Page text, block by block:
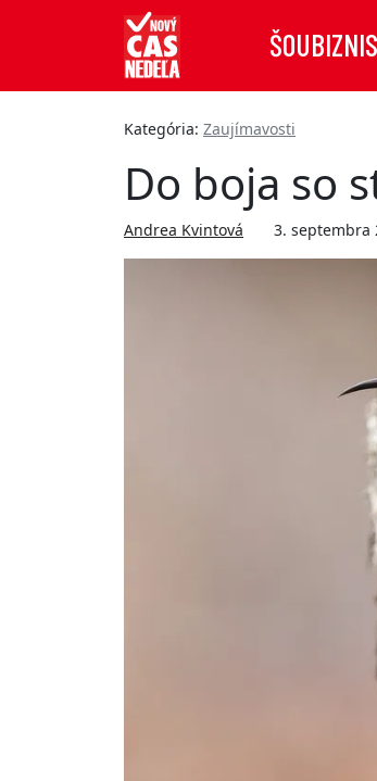
ŠOUBIZNIS
Kategória: Zaujímavosti
Do boja so
Andrea Kvintová 3. septembra